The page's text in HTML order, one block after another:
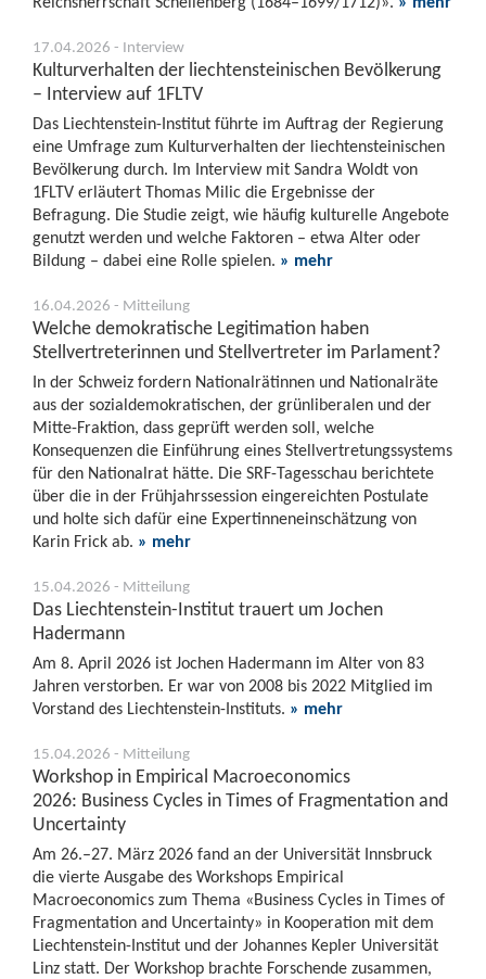
17.04.2026 - Interview
Kulturverhalten der liechtensteinischen Bevölkerung
– Interview auf 1FLTV
Das Liechtenstein-Institut führte im Auftrag der Regierung
eine Umfrage zum Kulturverhalten der liechtensteinischen
Bevölkerung durch. Im Interview mit Sandra Woldt von
1FLTV erläutert Thomas Milic die Ergebnisse der
Befragung. Die Studie zeigt, wie häufig kulturelle Angebote
genutzt werden und welche Faktoren – etwa Alter oder
Bildung – dabei eine Rolle spielen. » mehr
16.04.2026 - Mitteilung
Welche demokratische Legitimation haben
Stellvertreterinnen und Stellvertreter im Parlament?
In der Schweiz fordern Nationalrätinnen und Nationalräte
aus der sozialdemokratischen, der grünliberalen und der
Mitte-Fraktion, dass geprüft werden soll, welche
Konsequenzen die Einführung eines Stellvertretungssystems
für den Nationalrat hätte. Die SRF-Tagesschau berichtete
über die in der Frühjahrssession eingereichten Postulate
und holte sich dafür eine Expertinneneinschätzung von
Karin Frick ab. » mehr
15.04.2026 - Mitteilung
Das Liechtenstein-Institut trauert um Jochen
Hadermann
Am 8. April 2026 ist Jochen Hadermann im Alter von 83
Jahren verstorben. Er war von 2008 bis 2022 Mitglied im
Vorstand des Liechtenstein-Instituts. » mehr
15.04.2026 - Mitteilung
Workshop in Empirical Macroeconomics
2026: Business Cycles in Times of Fragmentation and
Uncertainty
Am 26.–27. März 2026 fand an der Universität Innsbruck
die vierte Ausgabe des Workshops Empirical
Macroeconomics zum Thema «Business Cycles in Times of
Fragmentation and Uncertainty» in Kooperation mit dem
Liechtenstein-Institut und der Johannes Kepler Universität
Linz statt. Der Workshop brachte Forschende zusammen,